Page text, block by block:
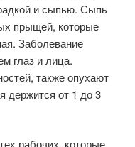
и сыпью. Сыпь
прыщей, которые
Заболевание
глаз и лица.
также опухают
держится от 1 до 3